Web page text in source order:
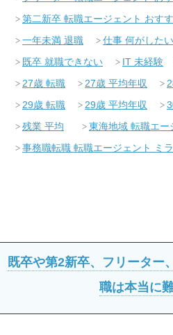
第二新卒 転職エージェント おす
一年未満 退職
仕事 何がした
既卒 就職できない
IT 未経験
27歳 転職
27歳 平均年収
29歳 転職
29歳 平均年収
残業 平均
東海地域 転職エ
事務職転職 転職エージェント ミ
既卒や第2新卒、フリータ
職は本当に